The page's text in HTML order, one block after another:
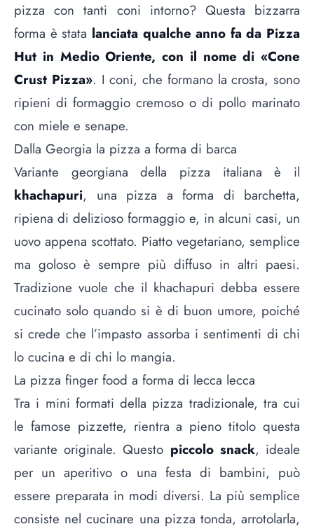
pizza con tanti coni intorno? Questa bizzarra
forma è stata lanciata qualche anno fa da Pizza
Hut in Medio Oriente, con il nome di «Cone
Crust Pizza». I coni, che formano la crosta, sono
ripieni di formaggio cremoso o di pollo marinato
con miele e senape.
Dalla Georgia la pizza a forma di barca
Variante georgiana della pizza italiana è il
khachapuri, una pizza a forma di barchetta,
ripiena di delizioso formaggio e, in alcuni casi, un
uovo appena scottato. Piatto vegetariano, semplice
ma goloso è sempre più diffuso in altri paesi.
Tradizione vuole che il khachapuri debba essere
cucinato solo quando si è di buon umore, poiché
si crede che l’impasto assorba i sentimenti di chi
lo cucina e di chi lo mangia.
La pizza finger food a forma di lecca lecca
Tra i mini formati della pizza tradizionale, tra cui
le famose pizzette, rientra a pieno titolo questa
variante originale. Questo piccolo snack, ideale
per un aperitivo o una festa di bambini, può
essere preparata in modi diversi. La più semplice
consiste nel cucinare una pizza tonda, arrotolarla,